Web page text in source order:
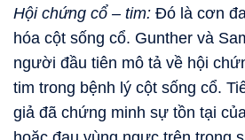
Hội chứng cổ – tim: Đó là cơn
hóa cột sống cổ. Gunther và
người đầu tiên mô tả về hội
tim trong bệnh lý cột sống cổ.
giả đã chứng minh sự tồn tại